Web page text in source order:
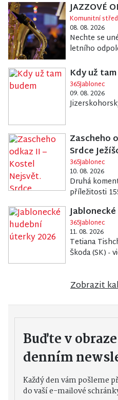
JAZZOVÉ
Komunitní
08. 08. 2026
Nechte se
letního
Kdy už
365Jablonec
09. 08. 2026
Zascheho
Srdce
365Jablonec
10. 08. 2026
Druhá
příležitosti
365Jablonec
11. 08. 2026
Tetiana
Škoda (SK) -
Zobrazit
Buďte v
denním
Každý den vám pošleme
do vaší e-mailové